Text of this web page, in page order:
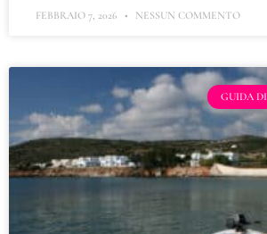
FEBBRAIO 7, 2026 NESSUN COMMENTO
GUIDA